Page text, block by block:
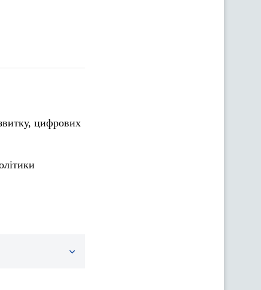
цифрових